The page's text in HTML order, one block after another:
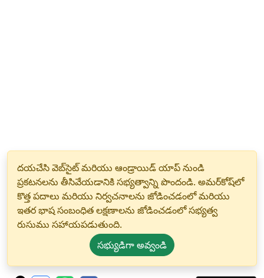
దయచేసి వెబ్‌సైట్ మరియు ఆండ్రాయిడ్ యాప్ నుండి
ప్రకటనలను తీసివేయడానికి సభ్యత్వాన్ని పొందండి. అమర్‌కోష్‌లో
కొత్త పదాలు మరియు నిర్వచనాలను జోడించడంలో మరియు
ఇతర భాష సంబంధిత లక్షణాలను జోడించడంలో సభ్యత్వ
రుసుము సహాయపడుతుంది.
సభ్యుడిగా అవ్వండి